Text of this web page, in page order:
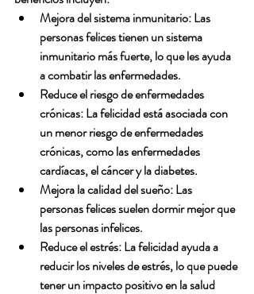
Mejora del sistema inmunitario: Las
personas felices tienen un sistema
inmunitario más fuerte, lo que les ayuda
a combatir las enfermedades.
Reduce el riesgo de enfermedades
crónicas: La felicidad está asociada con
un menor riesgo de enfermedades
crónicas, como las enfermedades
cardíacas, el cáncer y la diabetes.
Mejora la calidad del sueño: Las
personas felices suelen dormir mejor que
las personas infelices.
Reduce el estrés: La felicidad ayuda a
reducir los niveles de estrés, lo que puede
tener un impacto positivo en la salud